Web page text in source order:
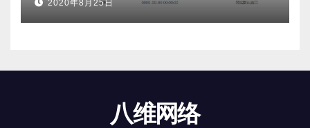
2020年8月25日
八维网络